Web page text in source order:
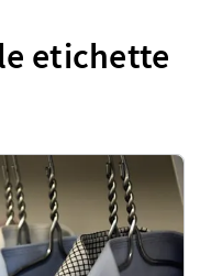
etichette